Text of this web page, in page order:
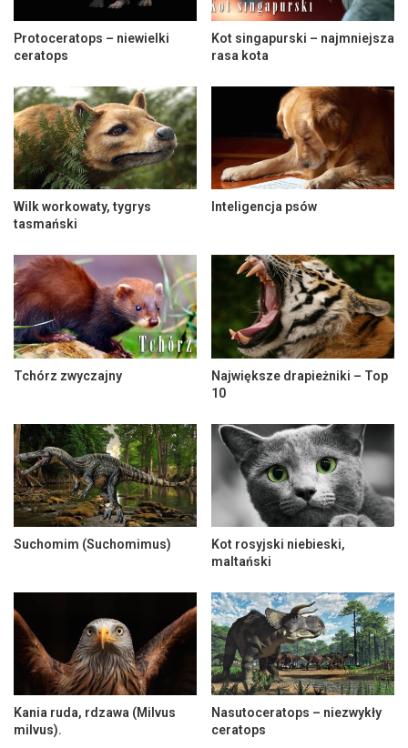
Protoceratops – niewielki
ceratops
Kot singapurski – najmniejsza
rasa kota
Wilk workowaty, tygrys
tasmański
Inteligencja psów
Tchórz zwyczajny
Największe drapieżniki – Top
10
Suchomim (Suchomimus)
Kot rosyjski niebieski,
maltański
Kania ruda, rdzawa (Milvus
milvus).
Nasutoceratops – niezwykły
ceratops